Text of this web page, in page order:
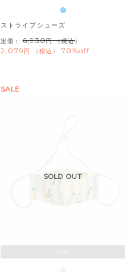
ストライプシューズ
定価： 6,930 （税込）
2,079 税込 70%off
S/M
SOLD OUT
SALE